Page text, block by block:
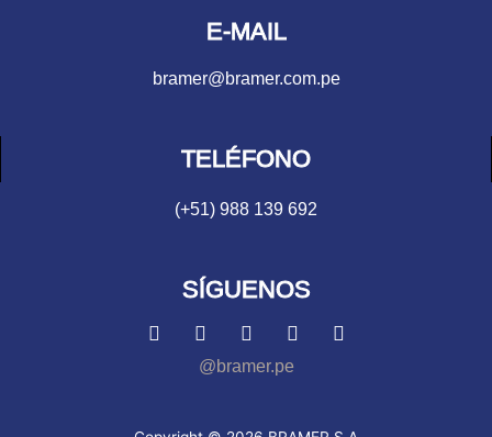
E-MAIL
bramer@bramer.com.pe
TELÉFONO
(+51) 988 139 692
SÍGUENOS
@bramer.pe